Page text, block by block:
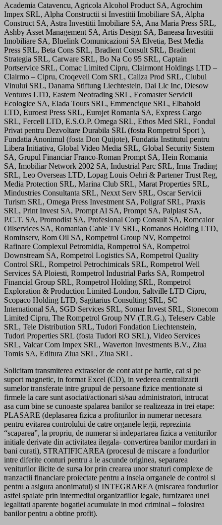
Academia Catavencu, Agricola Alcohol Product SA, Agrochim
Impex SRL, Alpha Constructii si Investitii Imobiliare SA, Alpha
Construct SA, Astra Investitii Imobiliare SA, Ana Maria Press SRL,
Ashby Asset Management SA, Artis Design SA, Baneasa Investitii
Imobiliare SA, Bluelink Comunicazioni SA Elvetia, Best Media
Press SRL, Beta Cons SRL, Bradient Consult SRL, Bradient
Strategia SRL, Carware SRL, Bo Na Co 95 SRL, Captain
Portservice SRL, Comac Limited Cipru, Clairmont Holdings LTD –
Clairmo – Cipru, Croqeveil Com SRL, Caliza Prod SRL, Clubul
Vinului SRL, Danama Stiftung Liechtestein, Dai Llc Inc, Diesow
Ventures LTD, Eastern Neotrading SRL, Ecomaster Servicii
Ecologice SA, Elada Tours SRL, Emmencique SRL, Elbahold
LTD, Euroest Press SRL, Eurojet Romania SA, Express Cargo
SRL, Fercell LTD, E.S.O.P. Omega SRL, Ethos Med SRL, Fondul
Privat pentru Dezvoltare Durabila SRL (fosta Rompetrol Sport ),
Fundatia Anonimul (fosta Don Quijote), Fundatia Institutul pentru
Libera Initiativa, Global Video Media SRL, Global Security Sistem
SA, Grupul Financiar Franco-Roman Prompt SA, Hein Romania
SA, Imobiliar Network 2002 SA, Industrial Parc SRL, Irma Trading
SRL, Leo Overseas LTD, Lopag Louis Oehri & Partener Trust Reg,
Media Protection SRL, Marina Club SRL, Marat Properties SRL,
Mindustries Consultanta SRL, Nexxt Serv SRL, Oscar Servicii
Turism SRL, Omega Press Investment SA, Poligraf SRL, Praxis
SRL, Print Invest SA, Prompt Al SA, Prompt SA, Palplast SA,
P.C.T. SA, Promodist SA, Profesional Corp Consult SA, Romcalor
Oilservices SA, Romanian Cable TV SRL, Romanos Holding LTD,
Rominserv, Rom Oil SA, Rompetrol Group NV, Rompetrol
Rafinare Complexul Petromidia, Rompetrol SA, Rompetrol
Downstream SA, Rompetrol Logistics SA, Rompetrol Quality
Control SRL, Rompetrol Petrochimicals SRL, Rompetrol Well
Services SA Ploiesti, Rompetrol Industrial Parks SA, Rompetrol
Financial Group SRL, Rompetrol Holding SRL, Rompetrol
Exploration & Production Limited-London, Saltville LTD Cipru,
Scopaco Holding LTD, Sagitarius Consulting SRL, SC
International SA, SGD Services SRL, Somar Invest SRL, Stonecom
Limited Cipru, The Rompetrol Group NV (T.R.G.), Teleserv Cable
SRL, Tele Distribution SRL, Tudori Fondation Liechtenstein,
Tudori Properties SRL (fosta Tudori RO SRL), Video Services
SRL, Valcar Com Impex SRL, Waverton Investments B.V., Ziua
Tomis SA, Editura Ziua SRL, Ziua SRL.
Solicitam transmiterea extraselor de cont atat pe hartie, cat si pe
suport magnetic, in format Excel (CD), in vederea centralizarii
sumelor transferate intre grupul de persoane fizice mentionate si
firmele la care sunt asociati/actionari si/sau administratori, intrucat
asa cum bine se cunoaste spalarea banilor se realizeaza in trei etape:
PLASARE (deplasarea fizica a profiturilor in numerar necesara
pentru evitarea controlului de catre organele legii, reprezinta
“scaparea”, la propriu, de numerar si indepartarea fizica a veniturilor
initiale derivate din activitatea ilegala- convertirea banilor murdari in
bani curati), STRATIFICAREA (procesul de miscare a fondurilor
intre diferite conturi pentru a le ascunde originea, separarea
veniturilor ilicite de sursa lor prin crearea unor straturi complexe de
tranzactii financiare proiectate pentru a insela orrganele de control si
pentru a asigura anonimatul) si INTEGRAREA (miscarea fondurilor
astfel spalate prin intermediul organizatiilor legale, furnizarea unei
legalitati aparente bogatiei acumulate in mod criminal – folosirea
banilor pentru a obtine profit).